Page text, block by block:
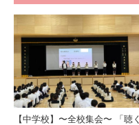
【中学校】〜全校集会〜 「聴く